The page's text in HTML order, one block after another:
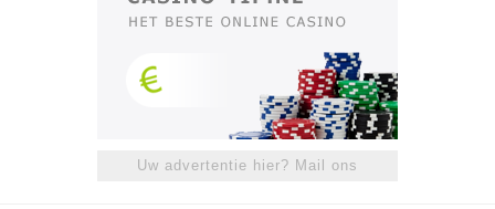
Uw advertentie hier? Mail ons